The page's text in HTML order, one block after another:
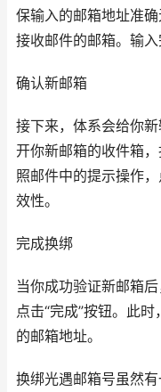
保输入的邮箱地址准
接收邮件的邮箱。输入
确认新邮箱
接下来，体系会给你
开你新邮箱的收件箱
照邮件中的提示操作
效性。
完成换绑
当你成功验证新邮箱
点击“完成”按钮。此
的邮箱地址。
换绑光遇邮箱号虽然